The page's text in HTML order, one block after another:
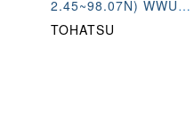
2.45~98.07N) WWU
TWU WUU TUU
TOHATSU